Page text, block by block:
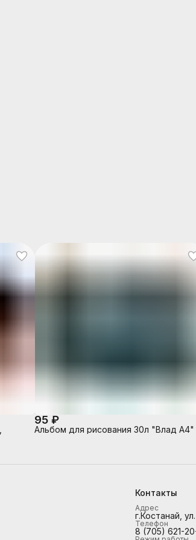
95 ₽
Альбом для рисования 30л "Влад А4"
Контакты
Адрес
г.Костанай,
Телефон
8 (705) 621-